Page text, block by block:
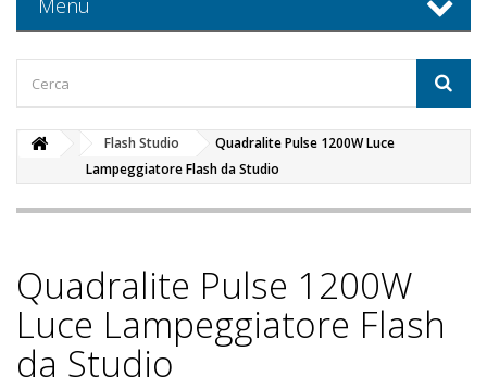
Menu
Flash Studio
Quadralite Pulse 1200W Luce
Lampeggiatore Flash da Studio
Quadralite Pulse 1200W
Luce Lampeggiatore Flash
da Studio